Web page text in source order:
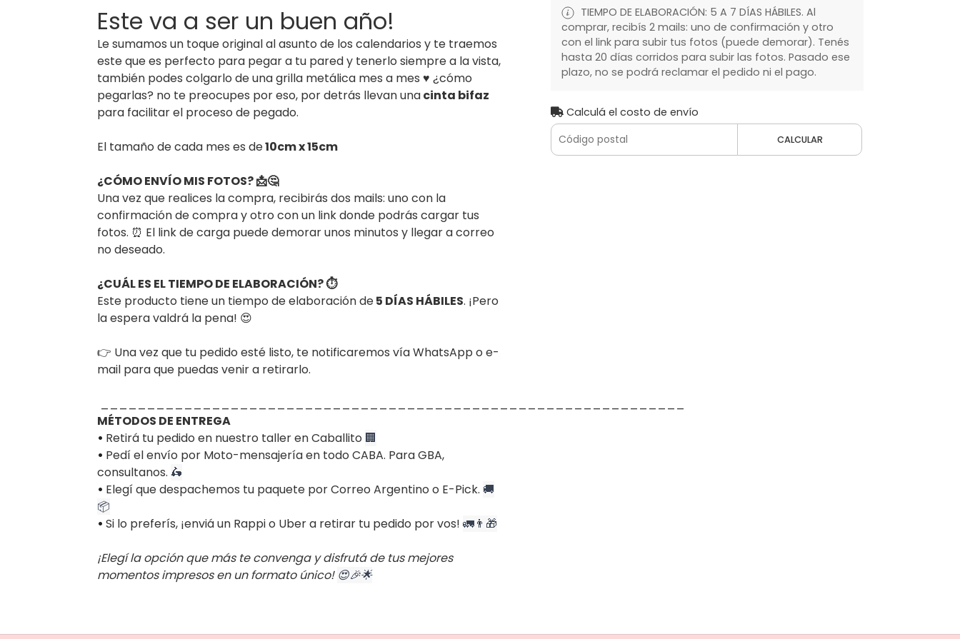
Este va a ser un buen año!
Le sumamos un toque original al asunto de los calendarios y te traemos
este que es perfecto para pegar a tu pared y tenerlo siempre a la vista,
también podes colgarlo de una grilla metálica mes a mes ♥ ¿cómo
pegarlas? no te preocupes por eso, por detrás llevan unacinta bifaz
para facilitar el proceso de pegado.
El tamaño de cada mes es de10cm x 15cm
¿CÓMO ENVÍO MIS FOTOS? 📩🤔
Una vez que realices la compra, recibirás dos mails: uno con la
confirmación de compra y otro con un link donde podrás cargar tus
fotos. ⏰ El link de carga puede demorar unos minutos y llegar a correo
no deseado.
¿CUÁL ES EL TIEMPO DE ELABORACIÓN? ⏱️
Este producto tiene un tiempo de elaboración de5 DÍAS HÁBILES. ¡Pero
la espera valdrá la pena! 😍
👉 Una vez que tu pedido esté listo, te notificaremos vía WhatsApp o e-
mail para que puedas venir a retirarlo.
MÉTODOS DE ENTREGA
• Retirá tu pedido en nuestro taller en Caballito 🏢
• Pedí el envío por Moto-mensajería en todo CABA. Para GBA,
consultanos. 🛵
• Elegí que despachemos tu paquete por Correo Argentino o E-Pick. 🚚
📦
• Si lo preferís, ¡enviá un Rappi o Uber a retirar tu pedido por vos! 🚛👨‍🎁
¡Elegí la opción que más te convenga y disfrutá de tus mejores
momentos impresos en un formato único! 😍🎉🌟
TIEMPO DE ELABORACIÓN: 5 A 7 DÍAS HÁBILES. Al
comprar, recibís 2 mails: uno de confirmación y otro
con el link para subir tus fotos (puede demorar). Tenés
hasta 20 días corridos para subir las fotos. Pasado ese
plazo, no se podrá reclamar el pedido ni el pago.
Calculá el costo de envío
CALCULAR